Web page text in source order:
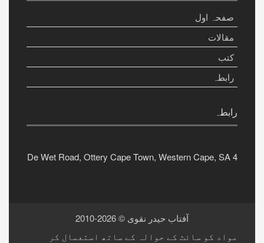
صفحہ اول
مقالات
کتب
رابطہ
رابطہ
4 De Wet Road, Ottery Cape Town, Western Cape, SA
آفتاب حیدر نقوی ©
2026-2010
مواد کو سائٹ کے حوالہ کے ساتھ استعمال کر